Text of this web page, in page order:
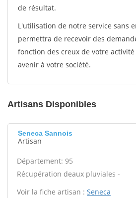
de résultat.
L'utilisation de notre service sans
permettra de recevoir des
fonction des creux de votre
avenir à votre société.
Artisans Disponibles
Seneca Sannois
Artisan
Département: 95
Récupération deaux pluviales -
Voir la fiche artisan : Seneca